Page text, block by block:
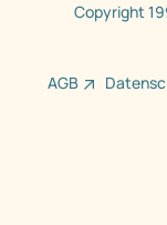
Copyright
AGB